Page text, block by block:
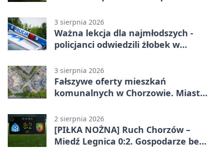
3 sierpnia 2026
Ważna lekcja dla najmłodszych -
policjanci odwiedzili żłobek w
3 sierpnia 2026
Fałszywe oferty mieszkań
komunalnych w Chorzowie. Miasto
2 sierpnia 2026
[PIŁKA NOŻNA] Ruch Chorzów –
Miedź Legnica 0:2. Gospodarze bez